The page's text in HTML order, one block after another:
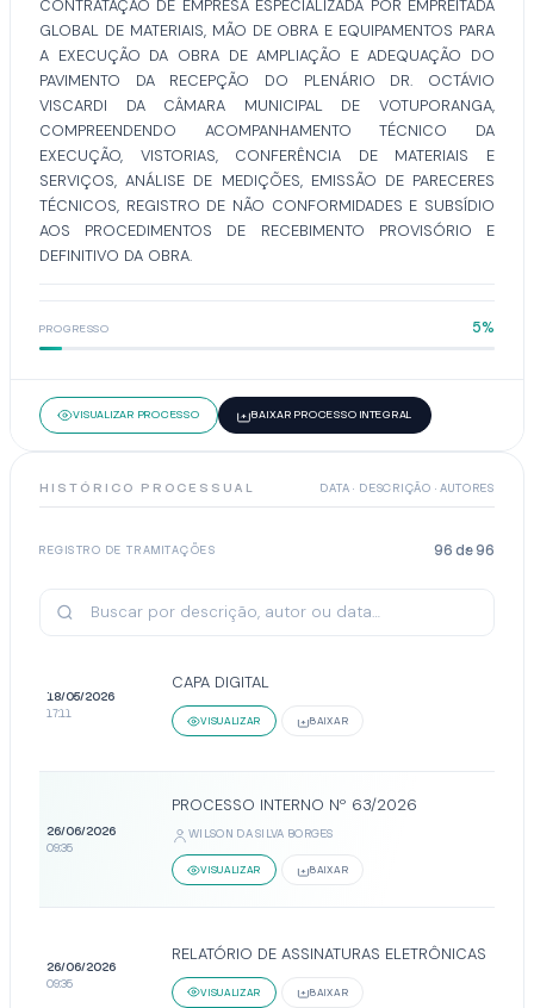
CONTRATAÇÃO DE EMPRESA ESPECIALIZADA POR EMPREITADA
GLOBAL DE MATERIAIS, MÃO DE OBRA E EQUIPAMENTOS PARA
A EXECUÇÃO DA OBRA DE AMPLIAÇÃO E ADEQUAÇÃO DO
PAVIMENTO DA RECEPÇÃO DO PLENÁRIO DR. OCTÁVIO
VISCARDI DA CÂMARA MUNICIPAL DE VOTUPORANGA,
COMPREENDENDO ACOMPANHAMENTO TÉCNICO DA
EXECUÇÃO, VISTORIAS, CONFERÊNCIA DE MATERIAIS E
SERVIÇOS, ANÁLISE DE MEDIÇÕES, EMISSÃO DE PARECERES
TÉCNICOS, REGISTRO DE NÃO CONFORMIDADES E SUBSÍDIO
AOS PROCEDIMENTOS DE RECEBIMENTO PROVISÓRIO E
DEFINITIVO DA OBRA.
PROGRESSO 5%
VISUALIZAR PROCESSO BAIXAR PROCESSO INTEGRAL
HISTÓRICO PROCESSUAL DATA · DESCRIÇÃO · AUTORES
REGISTRO DE TRAMITAÇÕES 96 de96
18/05/2026
17:11
CAPA DIGITAL
VISUALIZAR BAIXAR
26/06/2026
09:35
PROCESSO INTERNO Nº 63/2026
WILSON DA SILVA BORGES
VISUALIZAR BAIXAR
26/06/2026
09:35
RELATÓRIO DE ASSINATURAS ELETRÔNICAS
VISUALIZAR BAIXAR